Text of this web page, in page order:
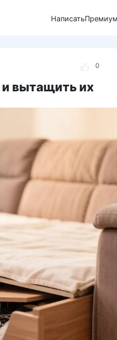
НаписатьПремиум
0
и вытащить их